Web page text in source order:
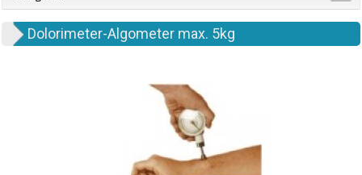
Dolorimeter-Algometer max. 5kg